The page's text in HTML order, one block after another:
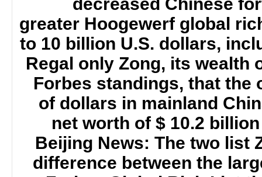
greater Hoogewerf global
to 10 billion U.S. dollars,
Regal only Zong, its wealth
Forbes standings, that the
of dollars in mainland
net worth of $ 10.2
Beijing News: The two list
difference between the